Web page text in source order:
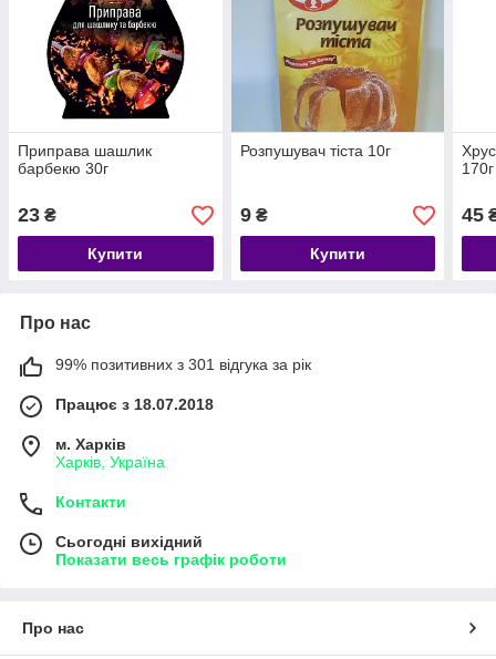
Приправа шашлик
барбекю 30г
23 ₴
Купити
Розпушувач тіста 10г
9₴
Купити
170г
45
Про нас
99% позитивних з 301 відгука за рік
Працює з 18.07.2018
м. Харків
Харків, Україна
Контакти
Сьогодні вихідний
Показати весь графік роботи
Про нас